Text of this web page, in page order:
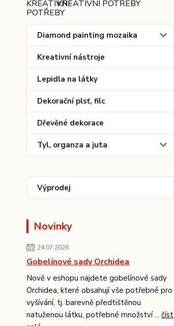
KREATIVNÍ POTŘEBY
Diamond painting mozaika
Kreativní nástroje
Lepidla na látky
Dekorační plsť, filc
Dřevěné dekorace
Tyl, organza a juta
Výprodej
Novinky
24.07.2026
Gobelínové sady Orchidea
Nově v eshopu najdete gobelínové sady
Orchidea, které obsahují vše potřebné pro
vyšívání, tj. barevně předtištěnou
natuženou látku, potřebné množství ... číst